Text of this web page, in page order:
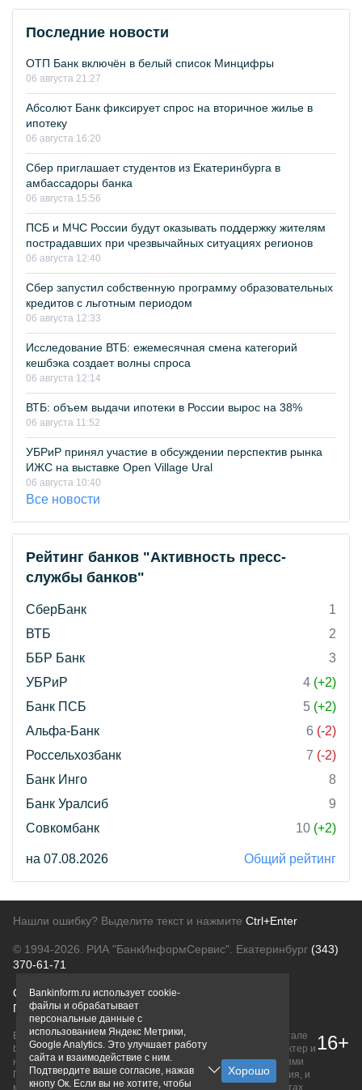
Последние новости
ОТП Банк включён в белый список Минцифры
06 августа 21:27
Абсолют Банк фиксирует спрос на вторичное жилье в
ипотеку
06 августа 16:20
Сбер приглашает студентов из Екатеринбурга в
амбассадоры банка
06 августа 15:56
ПСБ и МЧС России будут оказывать поддержку жителям
пострадавших при чрезвычайных ситуациях регионов
06 августа 12:40
Сбер запустил собственную программу образовательных
кредитов с льготным периодом
06 августа 12:33
Исследование ВТБ: ежемесячная смена категорий
кешбэка создает волны спроса
06 августа 12:14
ВТБ: объем выдачи ипотеки в России вырос на 38%
06 августа 11:52
УБРиР принял участие в обсуждении перспектив рынка
ИЖС на выставке Open Village Ural
06 августа 10:40
Все новости
Рейтинг банков "Активность пресс-
службы банков"
СберБанк
1
ВТБ
2
ББР Банк
3
УБРиР
4 (+2)
Банк ПСБ
5 (+2)
Альфа-Банк
6 (-2)
Россельхозбанк
7 (-2)
Банк Инго
8
Банк Уралсиб
9
Совкомбанк
10 (+2)
на 07.08.2026 Общий рейтинг
Нашли ошибку? Выделите текст и нажмите Ctrl+Enter
© 1994-2026. РИА "БанкИнформСервис". Екатеринбург (343)
370-61-71
О проектеПолитика конфиденциальности
Правовая информацияДля рекламодателей
Вся информация о продуктах банков, размещенная на портале
bankinform.ru, носит исключительно ознакомительный характер и
не является публичной офертой, определяемой положениями
ГК РФ. Информация не содержит точного и полного описания, и
может быть изменена. Конечные условия уточняйте на сайтах
16+
Bankinform.ru использует cookie-
файлы и обрабатывает
персональные данные с
использованием Яндекс Метрики,
Google Analytics. Это улучшает работу
сайта и взаимодействие с ним.
Подтвердите ваше согласие, нажав
кнопу Ок. Если вы не хотите, чтобы